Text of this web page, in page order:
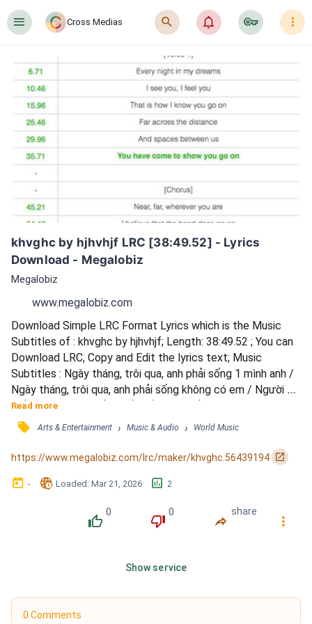
󰍜 Cross Medias 󰍉 󰂜 󰷖 󰇙
khvghc by hjhvhjf LRC [38:49.52] - Lyrics
Download - Megalobiz
Megalobiz
www.megalobiz.com
Download Simple LRC Format Lyrics which is the Music
Subtitles of : khvghc by hjhvhjf; Length: 38:49.52 ; You can
Download LRC, Copy and Edit the lyrics text; Music
Subtitles : Ngày tháng, trôi qua, anh phải sống 1 mình anh /
Ngày tháng, trôi qua, anh phải sống không có em / Người có
biết anh nhớ em nhiều nhiều lắm em biết không / Người ơi
em ở đâu trả lời anh. / Ngày tháng, trôi qua, anh phải sống
trong buồn đau / Ngày tháng, trôi qua, anh phải sống trong
nhớ thương / Cần nghe thấy em nói cười,...
Read more
󰓹 Arts & Entertainment › Music & Audio › World Music
https://www.megalobiz.com/lrc/maker/khvghc.56439194 󰏌
󰃶 - 󱉊 Loaded: Mar 21, 2026 󱕎 2
󰔔
0
󰔒
0
󰤲
share
󰇙
Show service
0 Comments